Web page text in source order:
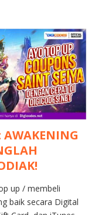
AWAKENING
up / membeli
baik secara Digital